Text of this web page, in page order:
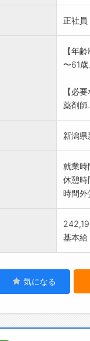
にあた
※専門
者、
※変更
正社員
【年
〜61
【必
薬剤師
新潟
就業
休憩
時間外
基本
気になる